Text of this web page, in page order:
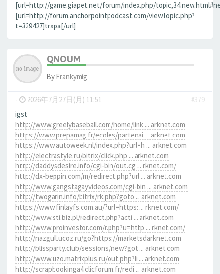
[url=http://game.giapet.net/forum/index.php/
[url=http://forum.anchorpointpodcast.com/viewtopic.php?
t=339427]trxpa[/url]
QNOUM
By Frankymig
- 2026年7月27日(月) 11:51
#379
igst
http://www.greelybaseball.com/home/link ... arknet.com
https://www.prepamag.fr/ecoles/partenai ... arknet.com
https://www.autoweek.nl/index.php?url=h ... arknet.com
http://electrastyle.ru/bitrix/click.php ... arknet.com
http://daddysdesire.info/cgi-bin/out.cg ... rknet.com/
http://dx-beppin.com/m/redirect.php?url ... arknet.com
http://www.gangstagayvideos.com/cgi-bin ... arknet.com
http://twogarin.info/bitrix/rk.php?goto ... arknet.com
https://www.finlayfs.com.au/?url=https: ... rknet.com/
http://www.sti.biz.pl/redirect.php?acti ... arknet.com
http://www.proinvestor.com/r.php?u=http ... rknet.com/
http://nazgull.ucoz.ru/go?https://marketsdarknet.com
http://blissparty.club/sessions/new?got ... arknet.com
http://www.uzo.matrixplus.ru/out.php?li ... arknet.com
http://scrapbookinga4.clicforum.fr/redi ... arknet.com